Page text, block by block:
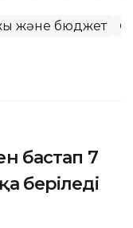
және бюджет
бастап 7
беріледі